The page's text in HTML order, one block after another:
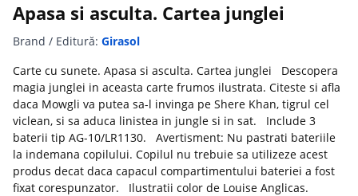
Apasa si asculta. Cartea junglei
Brand / Editură: Girasol
Carte cu sunete. Apasa si asculta. Cartea junglei Descopera
magia junglei in aceasta carte frumos ilustrata. Citeste si afla
daca Mowgli va putea sa-l invinga pe Shere Khan, tigrul cel
viclean, si sa aduca linistea in jungle si in sat. Include 3
baterii tip AG-10/LR1130. Avertisment: Nu pastrati bateriile
la indemana copilului. Copilul nu trebuie sa utilizeze acest
produs decat daca capacul compartimentului bateriei a fost
fixat corespunzator. Ilustratii color de Louise Anglicas.